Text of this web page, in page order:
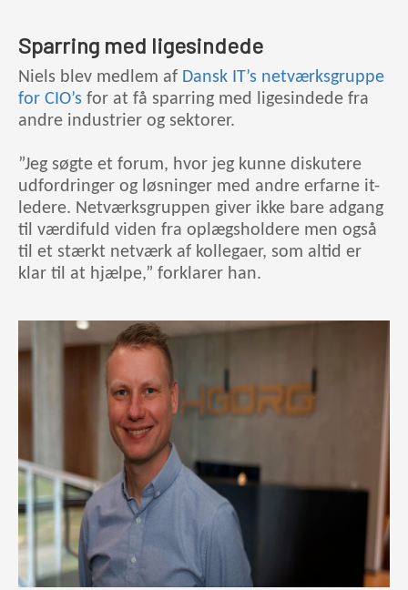
Sparring med ligesindede
Niels blev medlem af Dansk IT’s netværksgruppe
for CIO’s for at få sparring med ligesindede fra
andre industrier og sektorer.
”Jeg søgte et forum, hvor jeg kunne diskutere
udfordringer og løsninger med andre erfarne it-
ledere. Netværksgruppen giver ikke bare adgang
til værdifuld viden fra oplægsholdere men også
til et stærkt netværk af kollegaer, som altid er
klar til at hjælpe,” forklarer han.